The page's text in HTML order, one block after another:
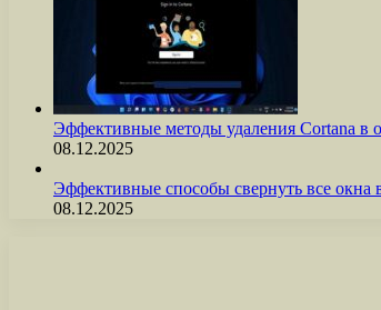
Эффективные методы удаления Cortana
08.12.2025
Эффективные способы свернуть все
08.12.2025